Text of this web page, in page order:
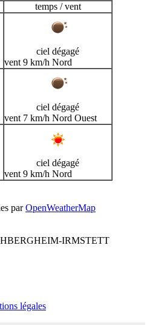
temps / vent
ciel dégagé
vent 9 km/h Nord
ciel dégagé
vent 7 km/h Nord Ouest
ciel dégagé
vent 9 km/h Nord
parOpenWeatherMap
IRMSTETT
légales